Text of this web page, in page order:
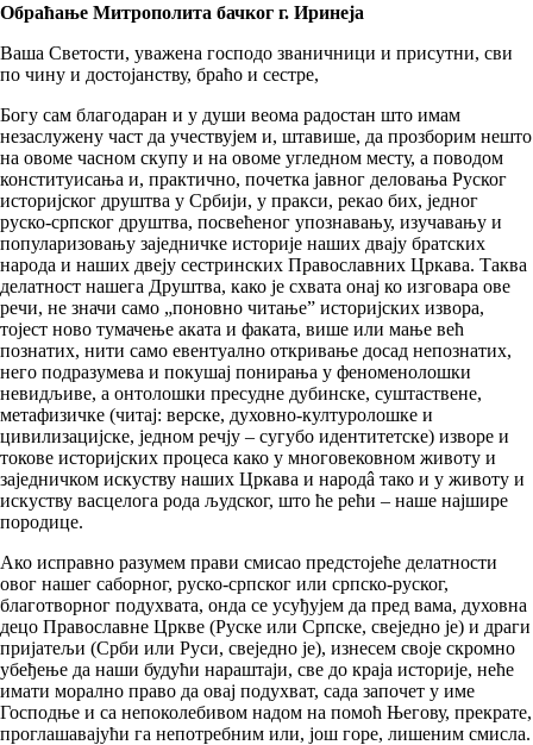
Обраћање Митрополита бачког г. Иринеја
Ваша Светости, уважена господо званичници и присутни, сви
по чину и достојанству, браћо и сестре,
Богу сам благодаран и у души веома радостан што имам
незаслужену част да учествујем и, штавише, да прозборим нешто
на овоме часном скупу и на овоме угледном месту, а поводом
конституисања и, практично, почетка јавног деловања Руског
историјског друштва у Србији, у пракси, рекао бих, једног
руско-српског друштва, посвећеног упознавању, изучавању и
популаризовању заједничке историје наших двају братских
народа и наших двеју сестринских Православних Цркава. Таква
делатност нашега Друштва, како је схвата онај ко изговара ове
речи, не значи само „поновно читање” историјских извора,
тојест ново тумачење аката и факата, више или мање већ
познатих, нити само евентуално откривање досад непознатих,
него подразумева и покушај понирања у феноменолошки
невидљиве, а онтолошки пресудне дубинске, суштаствене,
метафизичке (читај: верске, духовно-културолошке и
цивилизацијске, једном речју – сугубо идентитетске) изворе и
токове историјских процеса како у многовековном животу и
заједничком искуству наших Цркава и народâ тако и у животу и
искуству васцелога рода људског, што ће рећи – наше најшире
породице.
Ако исправно разумем прави смисао предстојеће делатности
овог нашег саборног, руско-српског или српско-руског,
благотворног подухвата, онда се усуђујем да пред вама, духовна
децо Православне Цркве (Руске или Српске, свеједно је) и драги
пријатељи (Срби или Руси, свеједно је), изнесем своје скромно
убеђење да наши будући нараштаји, све до краја историје, неће
имати морално право да овај подухват, сада започет у име
Господње и са непоколебивом надом на помоћ Његову, прекрате,
проглашавајући га непотребним или, још горе, лишеним смисла.